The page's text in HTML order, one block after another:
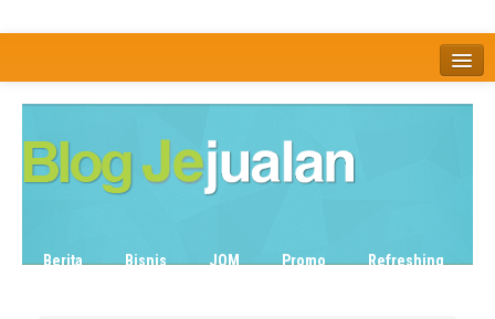
Tentang
Berita Bisnis JOM Promo
Refreshing